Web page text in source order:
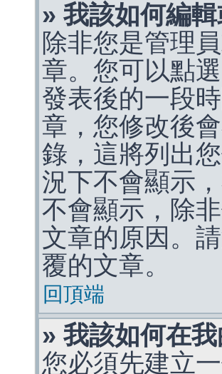
» 我該如何編
除非您是管理
章。您可以點選
發表後的一段
章，您修改後
錄，這將列出
況下不會顯示
不會顯示，除
文章的原因。
覆的文章。
回頂端
» 我該如何在
您必須先建立